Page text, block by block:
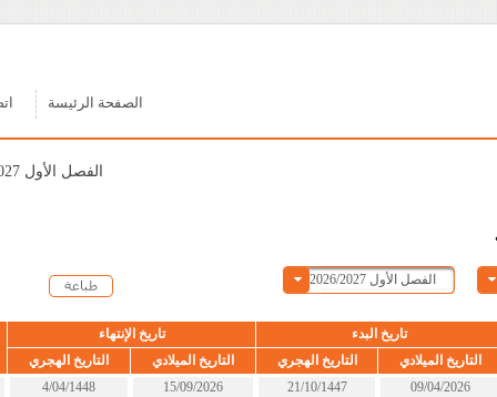
اتصل بنا
الحالة
التاريخ الهجري
التاريخ الميلادي
التاريخ الهجري
21/10/1447
15/09/2026
4/04/1448